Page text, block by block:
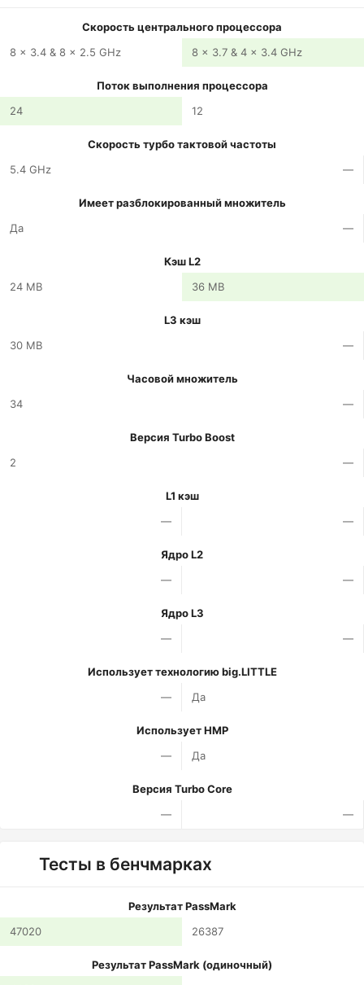
Скорость центрального процессора
8 x 3.4 & 8 x 2.5 GHz
8 x 3.7 & 4 x 3.4 GHz
Поток выполнения процессора
24
12
Скорость турбо тактовой частоты
5.4 GHz
—
Имеет разблокированный множитель
Да
—
Кэш L2
24 MB
36 MB
L3 кэш
30 MB
—
Часовой множитель
34
—
Версия Turbo Boost
2
—
L1 кэш
—
—
Ядро L2
—
—
Ядро L3
—
—
Использует технологию big.LITTLE
—
Да
Использует HMP
—
Да
Версия Turbo Core
—
—
Тесты в бенчмарках
Результат PassMark
47020
26387
Результат PassMark (одиночный)